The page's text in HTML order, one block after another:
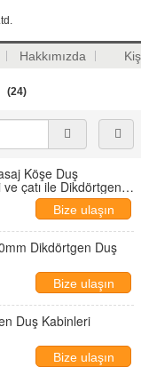
Hakkımızda
(24)
Köşe Duş
çatı ile Dikdörtgen
Bize ulaşın
Dikdörtgen Duş
Bize ulaşın
Duş Kabinleri
Bize ulaşın